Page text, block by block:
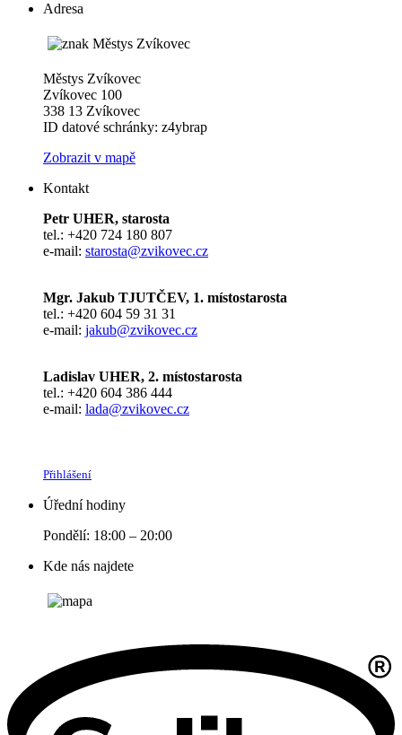
Adresa
Městys Zvíkovec
Zvíkovec 100
338 13 Zvíkovec
ID datové schránky: z4ybrap
Zobrazit v mapě
Kontakt
Petr UHER, starosta
tel.: +420 724 180 807
e-mail: starosta@zvikovec.cz
Mgr. Jakub TJUTČEV, 1. místostarosta
tel.: +420 604 59 31 31
e-mail: jakub@zvikovec.cz
Ladislav UHER, 2. místostarosta
tel.: +420 604 386 444
e-mail: lada@zvikovec.cz
Přihlášení
Úřední hodiny
Pondělí: 18:00 – 20:00
Kde nás najdete